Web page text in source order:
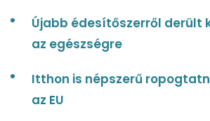
Újabb édesítőszerről derült
az egészségre
Itthon is népszerű
az EU